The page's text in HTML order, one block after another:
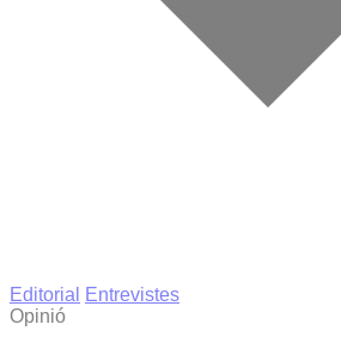
Editorial
Entrevistes
Opinió